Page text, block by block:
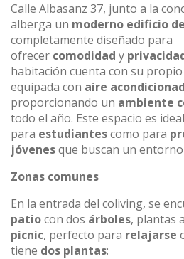
Calle Albasanz 37, junto a la
alberga un moderno edificio
completamente diseñado para
ofrecer comodidad y
habitación cuenta con su propio
equipada con aire
proporcionando un ambiente
todo el año. Este espacio es
para estudiantescomo para
jóvenesque buscan un entorno
Zonas comunes
En la entrada del coliving, se
patiocon dos árboles, plantas
picnic, perfecto para relajarse
tiene dos plantas: